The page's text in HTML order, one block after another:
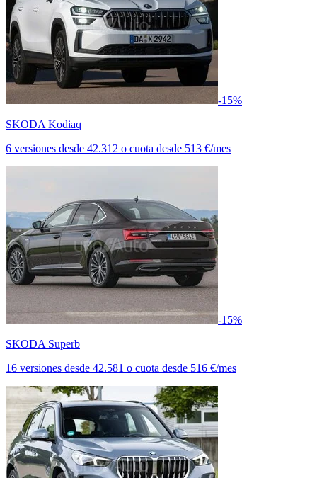
-15%
SKODA Kodiaq
6 versiones desde 42.312 o cuota desde 513 €/mes
-15%
SKODA Superb
16 versiones desde 42.581 o cuota desde 516 €/mes